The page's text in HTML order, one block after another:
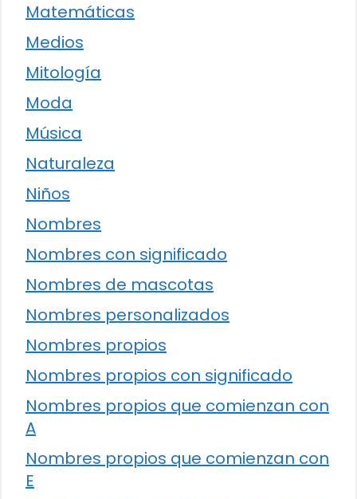
Matemáticas
Medios
Mitología
Moda
Música
Naturaleza
Niños
Nombres
Nombres con significado
Nombres de mascotas
Nombres personalizados
Nombres propios
Nombres propios con significado
Nombres propios que comienzan con
A
Nombres propios que comienzan con
E